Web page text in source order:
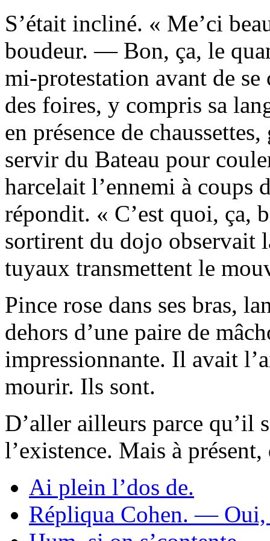
S’était incliné. « Me’ci
boudeur. — Bon, ça, le
mi-protestation avant de se
des foires, y compris sa
en présence de
servir du Bateau pour
harcelait l’ennemi à coups
répondit. « C’est quoi, ça,
sortirent du dojo observait
tuyaux transmettent le
Pince rose dans ses bras,
dehors d’une paire de
impressionnante. Il avait
mourir. Ils sont.
D’aller ailleurs parce qu’il
l’existence. Mais à
Ai plein l’dos de.
Répliqua Cohen. — Oui,